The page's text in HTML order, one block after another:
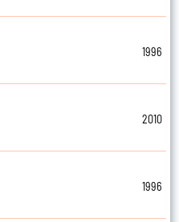
1996
2010
1996